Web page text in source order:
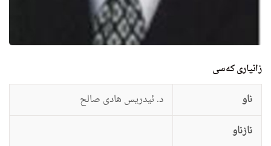
زانيارى کەسی
ناو
د. ئیدریس هادى صالح
نازناو